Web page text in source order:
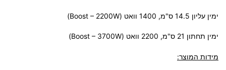
ימין עליון 14.5 ס"מ, 1400 וואט (Boost – 2200W)
ימין תחתון 21 ס"מ, 2200 וואט (Boost – 3700W)
מידות המוצר: